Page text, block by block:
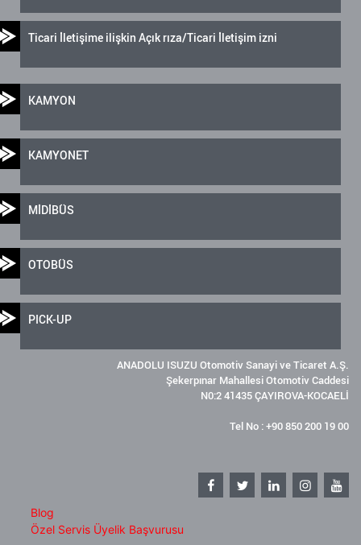
Ticari İletişime ilişkin Açık rıza/Ticari İletişim izni
KAMYON
KAMYONET
MİDİBÜS
OTOBÜS
PICK-UP
ANADOLU ISUZU Otomotiv Sanayi ve Ticaret A.Ş.
Şekerpınar Mahallesi Otomotiv Caddesi
N0:2 41435 ÇAYIROVA-KOCAELİ
Tel No : +90 850 200 19 00
Blog
Özel Servis Üyelik Başvurusu